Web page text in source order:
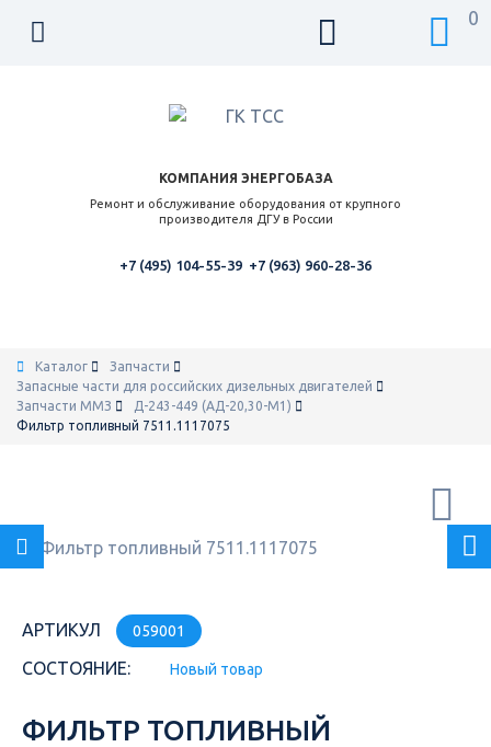
КОМПАНИЯ ЭНЕРГОБАЗА
Ремонт и обслуживание оборудования от крупного
производителя ДГУ в России
0
+7 (495) 104-55-39 +7 (963) 960-28-36
Каталог
Запчасти
Запасные части для российских дизельных двигателей
Запчасти ММЗ
Д-243-449 (АД-20,30-М1)
Фильтр топливный 7511.1117075
АРТИКУЛ 059001
СОСТОЯНИЕ: Новый товар
ФИЛЬТР ТОПЛИВНЫЙ